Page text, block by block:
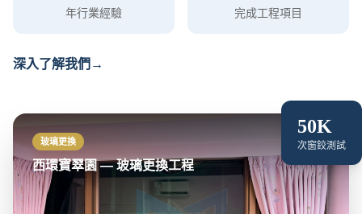
年行業經驗 完成工程項目
深入了解我們 →
玻璃更換
西環寶翠園 — 玻璃更換工程
西環寶翠園 — 玻璃更換工程 50K
次窗鉸測試